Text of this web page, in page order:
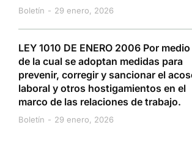
Boletín 29 enero, 2026
LEY 1010 DE ENERO 2006 Por medio
de la cual se adoptan medidas para
prevenir, corregir y sancionar el
laboral y otros hostigamientos en el
marco de las relaciones de trabajo.
Boletín 29 enero, 2026